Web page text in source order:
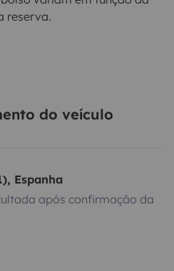
reserva.
do veículo
Espanha
após confirmação da